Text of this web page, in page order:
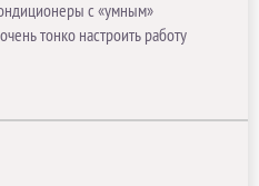
с «умным»
тонко настроить работу